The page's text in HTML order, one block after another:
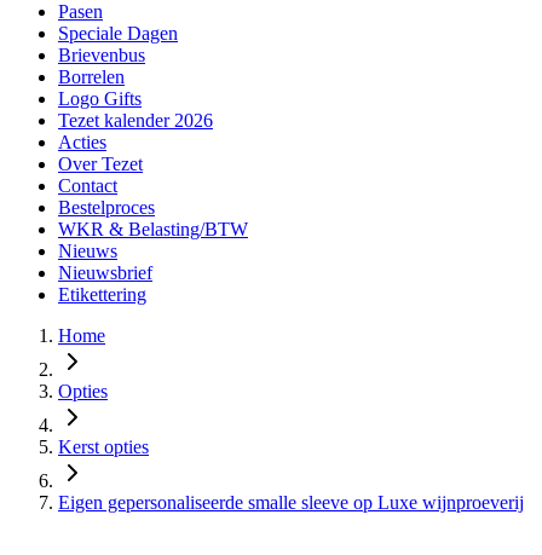
Pasen
Speciale Dagen
Brievenbus
Borrelen
Logo Gifts
Tezet kalender 2026
Acties
Over Tezet
Contact
Bestelproces
WKR & Belasting/BTW
Nieuws
Nieuwsbrief
Etikettering
Home
Opties
Kerst opties
Eigen gepersonaliseerde smalle sleeve op Luxe wijnproeverij